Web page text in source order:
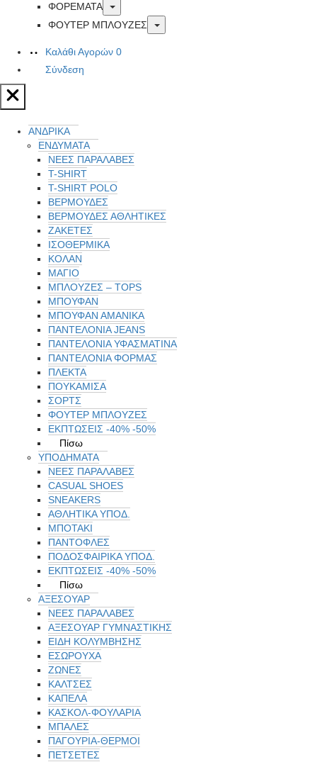
ΦΟΡΕΜΑΤΑ
Toggle
ΦΟΥΤΕΡ ΜΠΛΟΥΖΕΣ
Toggle
Καλάθι Αγορών 0
Σύνδεση
ΑΝΔΡΙΚΑ
ΕΝΔΥΜΑΤΑ
ΝΕΕΣ ΠΑΡΑΛΑΒΕΣ
T-SHIRT
T-SHIRT POLO
ΒΕΡΜΟΥΔΕΣ
ΒΕΡΜΟΥΔΕΣ ΑΘΛΗΤΙΚΕΣ
ΖΑΚΕΤΕΣ
ΙΣΟΘΕΡΜΙΚΆ
ΚΟΛΑΝ
ΜΑΓΙΟ
ΜΠΛΟΥΖΕΣ – TOPS
ΜΠΟΥΦΑΝ
ΜΠΟΥΦΆΝ ΑΜΆΝΙΚΑ
ΠΑΝΤΕΛΟΝΙΑ JEANS
ΠΑΝΤΕΛΟΝΙΑ ΥΦΑΣΜΑΤΙΝΑ
ΠΑΝΤΕΛΟΝΙΑ ΦΟΡΜΑΣ
ΠΛΕΚΤΑ
ΠΟΥΚΑΜΙΣΑ
ΣΟΡΤΣ
ΦΟΥΤΕΡ ΜΠΛΟΥΖΕΣ
ΕΚΠΤΏΣΕΙΣ -40% -50%
Πίσω
ΥΠΟΔΗΜΑΤΑ
ΝΕΕΣ ΠΑΡΑΛΑΒΕΣ
CASUAL SHOES
SNEAKERS
ΑΘΛΗΤΙΚΑ ΥΠΟΔ.
ΜΠΟΤΑΚΙ
ΠΑΝΤΟΦΛΕΣ
ΠΟΔΟΣΦΑΙΡΙΚΆ ΥΠΟΔ.
ΕΚΠΤΏΣΕΙΣ -40% -50%
Πίσω
ΑΞΕΣΟΥΑΡ
ΝΕΕΣ ΠΑΡΑΛΑΒΕΣ
ΑΞΕΣΟΥΑΡ ΓΥΜΝΑΣΤΙΚΗΣ
ΕΙΔΗ ΚΟΛΥΜΒΗΣΗΣ
ΕΣΩΡΟΥΧΑ
ΖΩΝΕΣ
ΚΑΛΤΣΕΣ
ΚΑΠΕΛΑ
ΚΑΣΚΟΛ-ΦΟΥΛΑΡΙΑ
ΜΠΑΛΕΣ
ΠΑΓΟΥΡΙΑ-ΘΕΡΜΟΙ
ΠΕΤΣΈΤΕΣ